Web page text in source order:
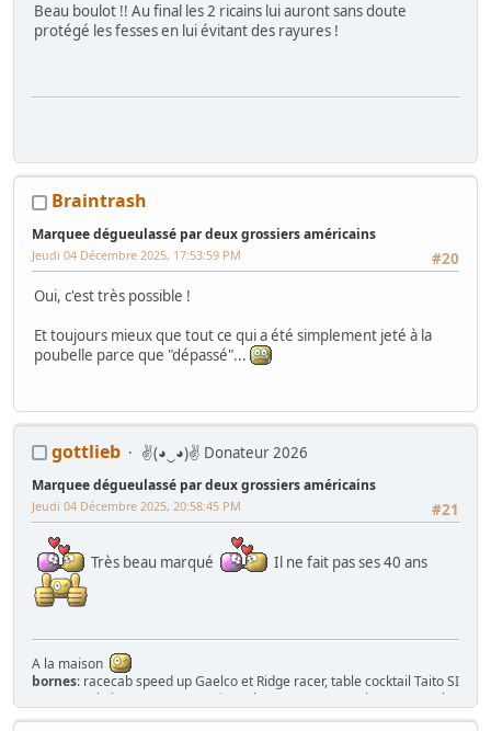
Beau boulot !! Au final les 2 ricains lui auront sans doute
protégé les fesses en lui évitant des rayures !
Braintrash
Marquee dégueulassé par deux grossiers américains
#20
Jeudi 04 Décembre 2025, 17:53:59 PM
Oui, c'est très possible !
Et toujours mieux que tout ce qui a été simplement jeté à la
poubelle parce que "dépassé"...
gottlieb ✌(◕‿◕)✌ Donateur 2026
Marquee dégueulassé par deux grossiers américains
#21
Jeudi 04 Décembre 2025, 20:58:45 PM
Très beau marqué Il ne fait pas ses 40 ans
A la maison
bornes: racecab speed up Gaelco et Ridge racer, table cocktail Taito SI
part II ,cockpit Sega
Space tactics
, 1 borne Karateco, 3 bornes Jeutel,
tactile megatouch , Naomi 1, Naomi 2, title fight sega, Time crisis 2 et